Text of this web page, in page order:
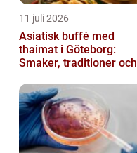
11 juli 2026
Asiatisk buffé med
thaimat i Göteborg:
Smaker, traditioner och